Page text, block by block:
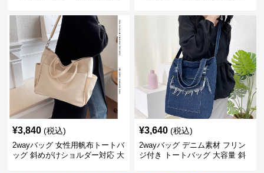
¥3,840 (税込)
2wayバッグ 女性用帆布トートバ
ッグ 斜めがけショルダー対応 大
¥3,640 (税込)
2wayバッグ デニム素材 フリン
ジ付き トートバッグ 大容量 斜